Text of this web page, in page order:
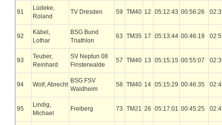
91
Lüdeke,
Roland
TV Dresden 59 TM40 12 05:12:43 00:56:26
92
Käbel,
Lothar
BSG Bund
Triathlon
63 TM35 17 05:13:44 00:46:19
93
Teuber,
Reinhard
SV Neptun 08
Finsterwalde
57 TM40 13 05:15:15 00:55:07
94 Wolf, Abrecht
BSG FSV
Waldheim
58 TM40 14 05:15:29 00:46:35
95
Lindig,
Michael
Freiberg 73 TM21 26 05:17:01 00:45:25